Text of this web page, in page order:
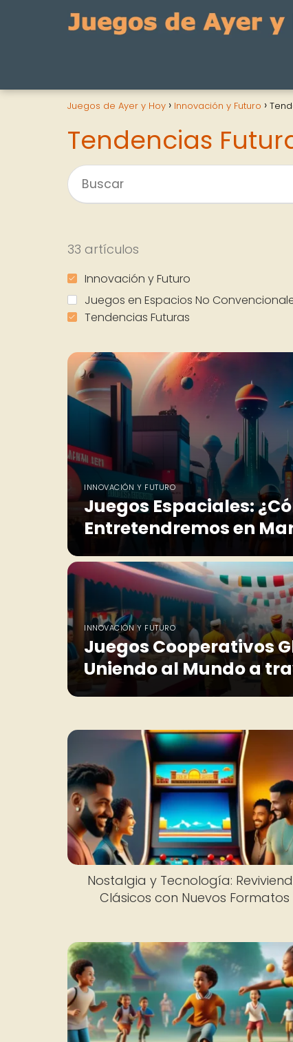
Juegos de Ayer y Hoy Innovación y Futuro
Tendencias
33 artículos
Innovación y Futuro
Juegos en Espacios No
Tendencias Futuras
INNOVACIÓN Y FUTURO
Juegos Espaciales:
Entretendremos en
INNOVACIÓN Y FUTURO
Juegos Cooperativos
Uniendo al Mundo a
Nostalgia y Tecnología:
Clásicos con Nuevos Formatos